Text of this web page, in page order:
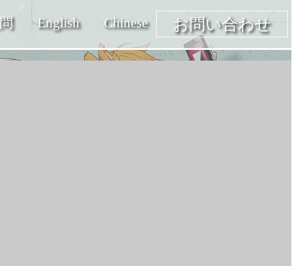
English Chinese お問い合わせ